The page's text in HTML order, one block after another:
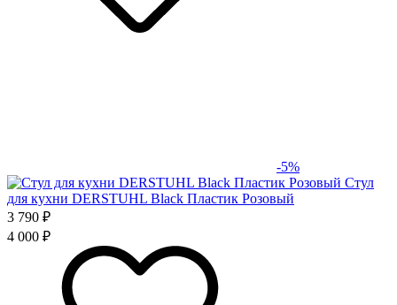
-5%
Стул
для кухни DERSTUHL Black Пластик Розовый
3 790 ₽
4 000 ₽